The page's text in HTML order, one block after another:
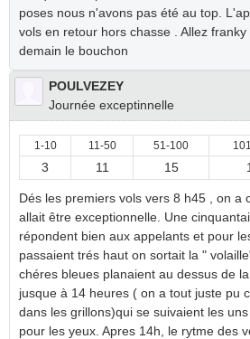
poses nous n'avons pas été au top.
vols en retour hors chasse . Allez
demain le bouchon
POULVEZEY
Journée exceptinnelle
1-10 11-50 51-100
3 11 15
Dés les premiers vols vers 8 h45 , on a
allait être exceptionnelle. Une
répondent bien aux appelants et pour
passaient trés haut on sortait la "
chéres bleues planaient au dessus de
jusque à 14 heures ( on a tout juste pu
dans les grillons)qui se suivaient les
pour les yeux. Apres 14h, le rytme des